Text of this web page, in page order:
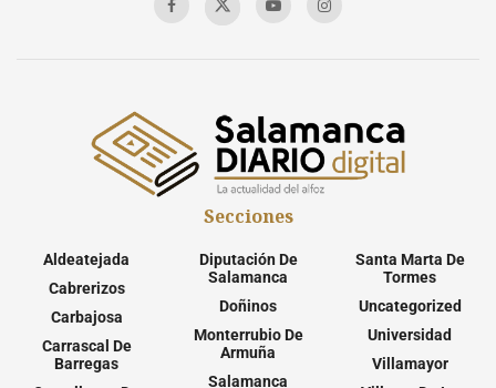
Secciones
Aldeatejada
Cabrerizos
Carbajosa
Carrascal De
Barregas
Diputación De
Salamanca
Doñinos
Monterrubio De
Armuña
Salamanca
Santa Marta De
Tormes
Uncategorized
Universidad
Villamayor